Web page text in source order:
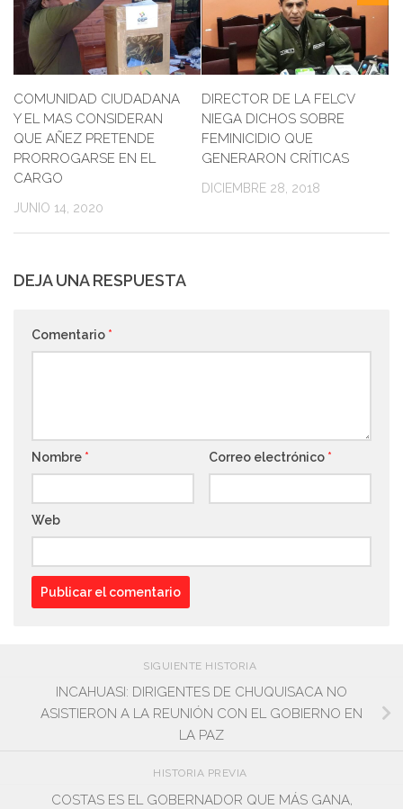
COMUNIDAD CIUDADANA
Y EL MAS CONSIDERAN
QUE AÑEZ PRETENDE
PRORROGARSE EN EL
CARGO
JUNIO 14, 2020
DIRECTOR DE LA FELCV
NIEGA DICHOS SOBRE
FEMINICIDIO QUE
GENERARON CRÍTICAS
DICIEMBRE 28, 2018
DEJA UNA RESPUESTA
Comentario *
Nombre * Correo electrónico *
Web
SIGUIENTE HISTORIA
INCAHUASI: DIRIGENTES DE CHUQUISACA NO
ASISTIERON A LA REUNIÓN CON EL GOBIERNO EN
LA PAZ
HISTORIA PREVIA
COSTAS ES EL GOBERNADOR QUE MÁS GANA,